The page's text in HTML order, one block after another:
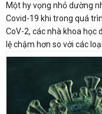
Một hy vọng nhỏ dường
Covid-19 khi trong quá
CoV-2, các nhà khoa học
lệ chậm hơn so với các